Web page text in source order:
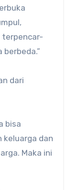
terpencar-
berbeda.”
dari
bisa
keluarga dan
Maka ini